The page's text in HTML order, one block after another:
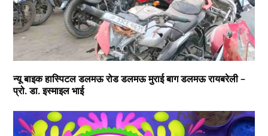
न्यू बाइक हास्पिटल डलमऊ रोड डलमऊ मुराई बाग डलमऊ रायबरेली –
प्रो. डा. इस्माइल भाई